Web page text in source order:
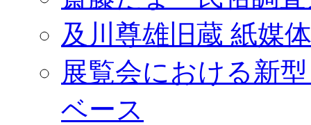
及川尊雄旧蔵 紙媒
展覧会における新
ベース